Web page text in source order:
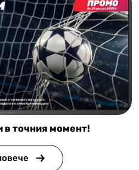
точния момент!